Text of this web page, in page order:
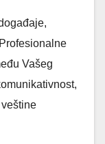
Vašeg